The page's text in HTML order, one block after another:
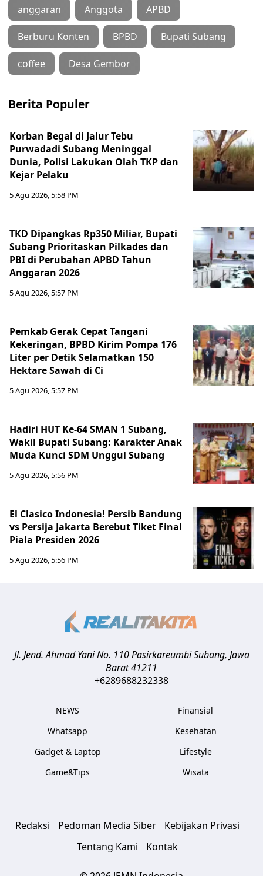
anggaran Anggota APBD
Berburu Konten BPBD Bupati Subang
coffee Desa Gembor
Berita Populer
Korban Begal di Jalur Tebu
Purwadadi Subang Meninggal
Dunia, Polisi Lakukan Olah TKP dan
Kejar Pelaku
5 Agu 2026, 5:58 PM
TKD Dipangkas Rp350 Miliar, Bupati
Subang Prioritaskan Pilkades dan
PBI di Perubahan APBD Tahun
Anggaran 2026
5 Agu 2026, 5:57 PM
Pemkab Gerak Cepat Tangani
Kekeringan, BPBD Kirim Pompa 176
Liter per Detik Selamatkan 150
Hektare Sawah di Ci
5 Agu 2026, 5:57 PM
Hadiri HUT Ke-64 SMAN 1 Subang,
Wakil Bupati Subang: Karakter Anak
Muda Kunci SDM Unggul Subang
5 Agu 2026, 5:56 PM
El Clasico Indonesia! Persib Bandung
vs Persija Jakarta Berebut Tiket Final
Piala Presiden 2026
5 Agu 2026, 5:56 PM
Jl. Jend. Ahmad Yani No. 110 Pasirkareumbi Subang, Jawa
Barat41211
+6289688232338
NEWS
Whatsapp
Gadget & Laptop
Game&Tips
Finansial
Kesehatan
Lifestyle
Wisata
Redaksi Pedoman Media Siber
Kebijakan Privasi
Tentang Kami
Kontak